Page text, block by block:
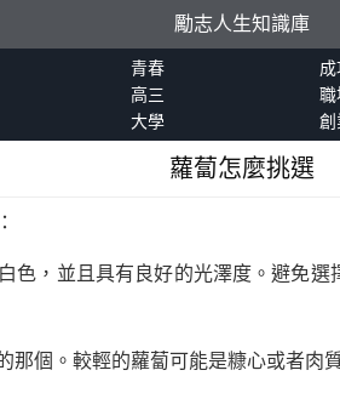
勵志人生知識庫
青春
高三 職
大學 創
蘿蔔怎麼挑選
色，並且具有良好的光澤度。避免
那個。較輕的蘿蔔可能是糠心或者肉